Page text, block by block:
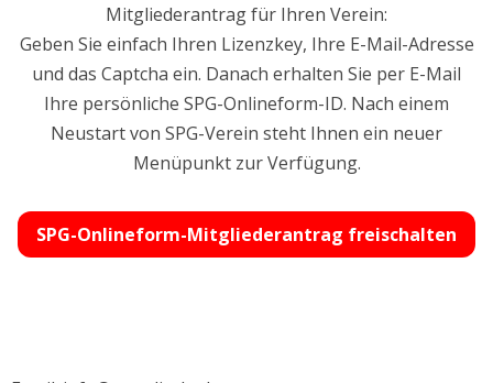
Mitgliederantrag für Ihren Verein:
Geben Sie einfach Ihren Lizenzkey, Ihre E-Mail-Adresse
und das Captcha ein. Danach erhalten Sie per E-Mail
Ihre persönliche SPG-Onlineform-ID. Nach einem
Neustart von SPG-Verein steht Ihnen ein neuer
Menüpunkt zur Verfügung.
SPG-Onlineform-Mitgliederantrag freischalten